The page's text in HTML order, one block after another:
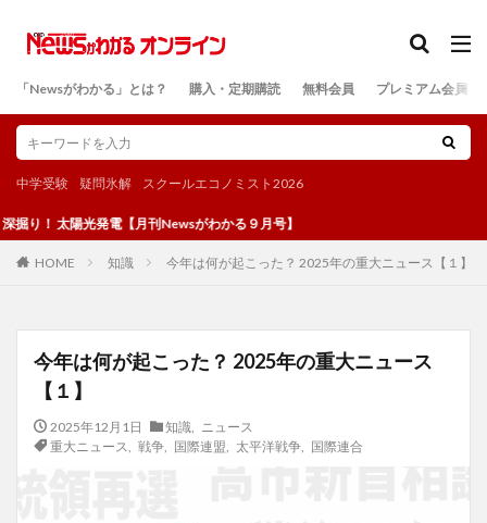
「Newsがわかる」とは？ 購入・定期購読 無料会員 プレミアム会員
中学受験 疑問氷解 スクールエコノミスト2026
発電【月刊Newsがわかる９月号】
HOME 知識 今年は何が起こった？ 2025年の重大ニュース【１】
今年は何が起こった？ 2025年の重大ニュース
【１】
2025年12月1日 知識
ニュース
重大ニュース
戦争, 国際連盟 太平洋戦争, 国際連合
検索